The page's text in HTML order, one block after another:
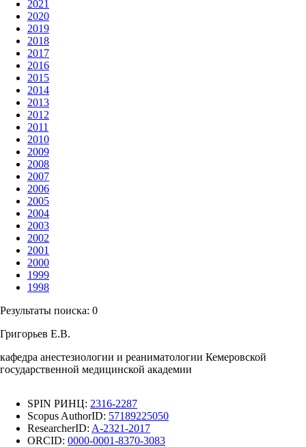
2021
2020
2019
2018
2017
2016
2015
2014
2013
2012
2011
2010
2009
2008
2007
2006
2005
2004
2003
2002
2001
2000
1999
1998
Результаты поиска: 0
Григорьев Е.В.
кафедра анестезиологии и реаниматологии Кемеровской
государственной медицинской академии
SPIN РИНЦ: 2316-2287
Scopus AuthorID: 57189225050
ResearcherID: A-2321-2017
ORCID: 0000-0001-8370-3083